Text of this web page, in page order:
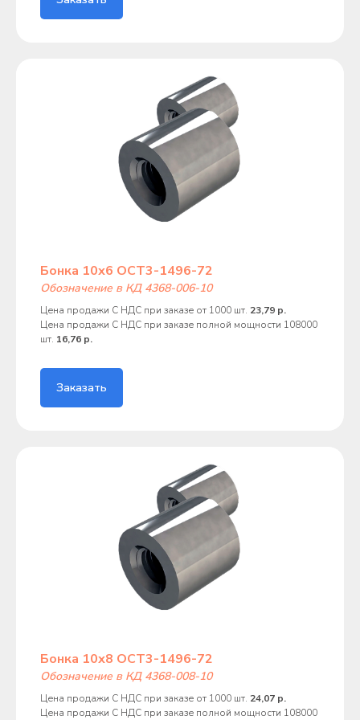
Бонка 10х6 ОСТ3-1496-72
Обозначение в КД 4368-006-10
Цена продажи С НДС при заказе от 1000 шт. 23,79 р.
Цена продажи С НДС при заказе полной мощности 108000
шт. 16,76 р.
Заказать
Бонка 10х8 ОСТ3-1496-72
Обозначение в КД 4368-008-10
Цена продажи С НДС при заказе от 1000 шт. 24,07 р.
Цена продажи С НДС при заказе полной мощности 108000